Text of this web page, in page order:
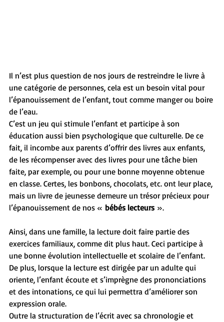
Il n’est plus question de nos jours de restreindre le livre à
une catégorie de personnes, cela est un besoin vital pour
l’épanouissement de l’enfant, tout comme manger ou boire
de l’eau.
C’est un jeu qui stimule l’enfant et participe à son
éducation aussi bien psychologique que culturelle. De ce
fait, il incombe aux parents d’offrir des livres aux enfants,
de les récompenser avec des livres pour une tâche bien
faite, par exemple, ou pour une bonne moyenne obtenue
en classe. Certes, les bonbons, chocolats, etc. ont leur place,
mais un livre de jeunesse demeure un trésor précieux pour
l’épanouissement de nos « bébés lecteurs ».
Ainsi, dans une famille, la lecture doit faire partie des
exercices familiaux, comme dit plus haut. Ceci participe à
une bonne évolution intellectuelle et scolaire de l’enfant.
De plus, lorsque la lecture est dirigée par un adulte qui
oriente, l’enfant écoute et s’imprègne des prononciations
et des intonations, ce qui lui permettra d’améliorer son
expression orale.
Outre la structuration de l’écrit avec sa chronologie et